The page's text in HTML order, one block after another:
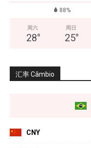
88%
周六
28°
周日
25°
汇率 Câmbio
CNY